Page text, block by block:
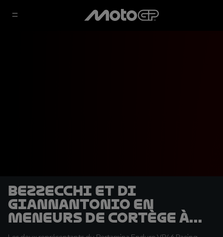
Bezzecchi et Di
Giannantonio en
meneurs de cortège à
Bali